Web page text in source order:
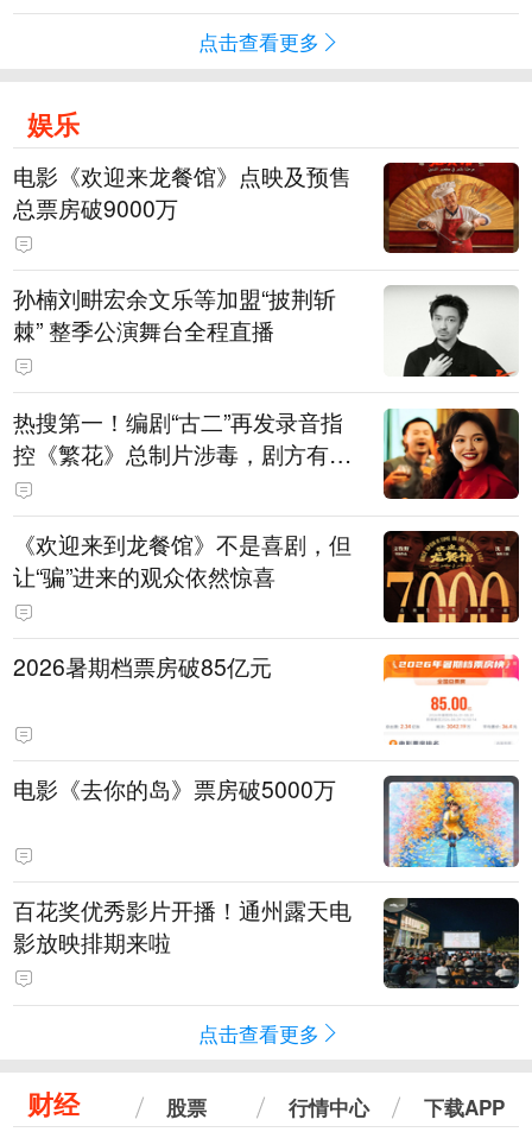
点击查看更多
娱乐
电影《欢迎来龙餐馆》点映及预售
总票房破9000万
孙楠刘畊宏余文乐等加盟“披荆斩
棘” 整季公演舞台全程直播
热搜第一！编剧“古二”再发录音指
控《繁花》总制片涉毒，剧方有税
务问题，录音中王家卫称“一点够
了，要不然又要出事”
《欢迎来到龙餐馆》不是喜剧，但
让“骗”进来的观众依然惊喜
2026暑期档票房破85亿元
电影《去你的岛》票房破5000万
百花奖优秀影片开播！通州露天电
影放映排期来啦
点击查看更多
财经 股票 行情中心 下载APP